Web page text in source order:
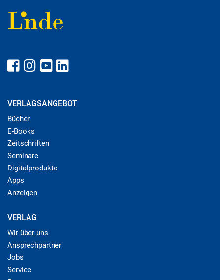
VERLAGSANGEBOT
Bücher
E-Books
Zeitschriften
Seminare
Digitalprodukte
Apps
Anzeigen
VERLAG
Wir über uns
Ansprechpartner
Jobs
Service